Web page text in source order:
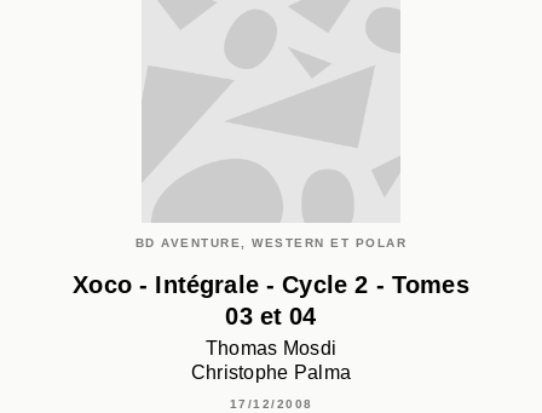
BD AVENTURE, WESTERN ET POLAR
Xoco - Intégrale - Cycle 2 - Tomes
03 et 04
Thomas Mosdi
Christophe Palma
17/12/2008